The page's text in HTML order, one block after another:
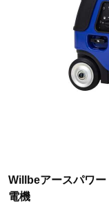
Willbeアースパワ
電機